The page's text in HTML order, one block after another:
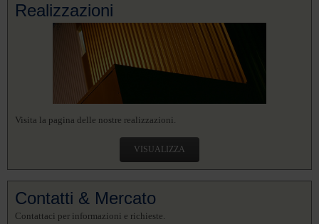
Realizzazioni
Visita la pagina delle nostre realizzazioni.
VISUALIZZA
Contatti & Mercato
Contattaci per informazioni e richieste.